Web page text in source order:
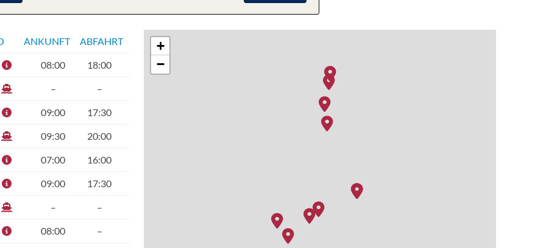
ANKUNFT ABFAHRT
08:00 18:00
– –
09:00 17:30
09:30 20:00
07:00 16:00
09:00 17:30
– –
08:00 –
+
−